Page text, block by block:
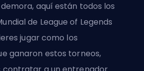
aquí están todos los
de League of Legends
jugar como los
ganaron estos torneos,